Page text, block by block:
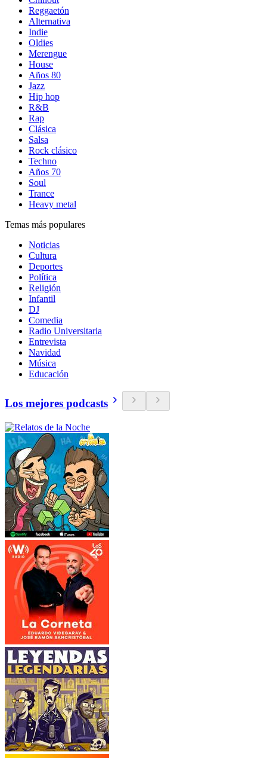
Reggaetón
Alternativa
Indie
Oldies
Merengue
House
Años 80
Jazz
Hip hop
R&B
Rap
Clásica
Salsa
Rock clásico
Techno
Años 70
Soul
Trance
Heavy metal
Temas más populares
Noticias
Cultura
Deportes
Política
Religión
Infantil
DJ
Comedia
Radio Universitaria
Entrevista
Navidad
Música
Educación
Los mejores podcasts